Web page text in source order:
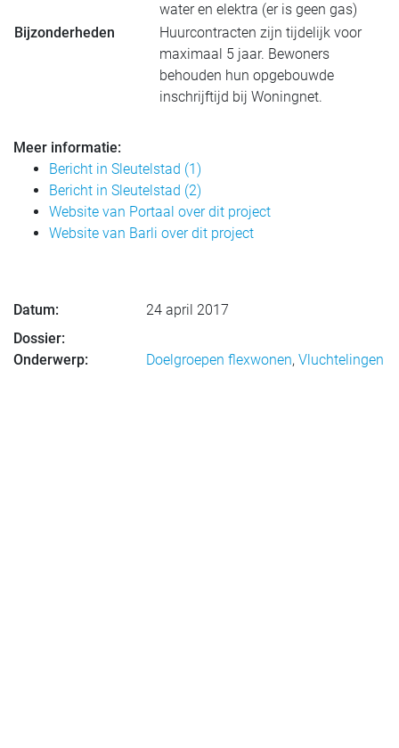
water en elektra (er is geen gas)
Bijzonderheden
Huurcontracten zijn tijdelijk voor
maximaal 5 jaar. Bewoners
behouden hun opgebouwde
inschrijftijd bij Woningnet.
Meer informatie:
Bericht in Sleutelstad (1)
Bericht in Sleutelstad (2)
Website van Portaal over dit project
Website van Barli over dit project
Datum:
24 april 2017
Dossier:
Onderwerp:
Doelgroepen flexwonen,Vluchtelingen